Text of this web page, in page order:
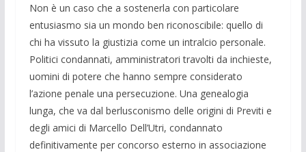
Non è un caso che a sostenerla con particolare
entusiasmo sia un mondo ben riconoscibile: quello di
chi ha vissuto la giustizia come un intralcio personale.
Politici condannati, amministratori travolti da inchieste,
uomini di potere che hanno sempre considerato
l’azione penale una persecuzione. Una genealogia
lunga, che va dal berlusconismo delle origini di Previti e
degli amici di Marcello Dell’Utri, condannato
definitivamente per concorso esterno in associazione